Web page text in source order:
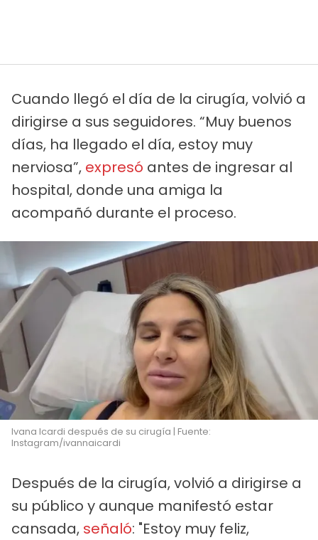
Cuando llegó el día de la cirugía, volvió a
dirigirse a sus seguidores. “Muy buenos
días, ha llegado el día, estoy muy
nerviosa”, expresó antes de ingresar al
hospital, donde una amiga la
acompañó durante el proceso.
Ivana Icardi después de su cirugía | Fuente:
Instagram/ivannaicardi
Después de la cirugía, volvió a dirigirse a
su público y aunque manifestó estar
cansada, señaló: "Estoy muy feliz,